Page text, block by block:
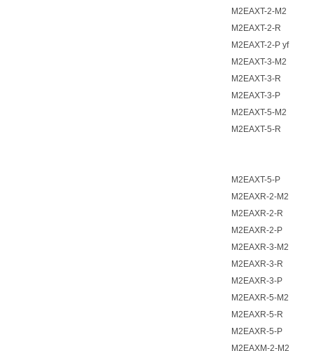
M2EAXT-2-M2
M2EAXT-2-R
M2EAXT-2-P yf
M2EAXT-3-M2
M2EAXT-3-R
M2EAXT-3-P
M2EAXT-5-M2
M2EAXT-5-R
M2EAXT-5-P
M2EAXR-2-M2
M2EAXR-2-R
M2EAXR-2-P
M2EAXR-3-M2
M2EAXR-3-R
M2EAXR-3-P
M2EAXR-5-M2
M2EAXR-5-R
M2EAXR-5-P
M2EAXM-2-M2